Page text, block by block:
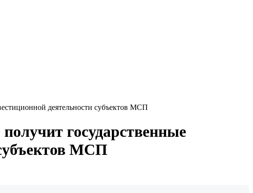
деятельности субъектов МСП
государственные
МСП